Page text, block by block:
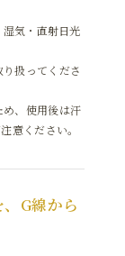
気・直射日光
扱ってくださ
、使用後は汗
意ください。
G線から